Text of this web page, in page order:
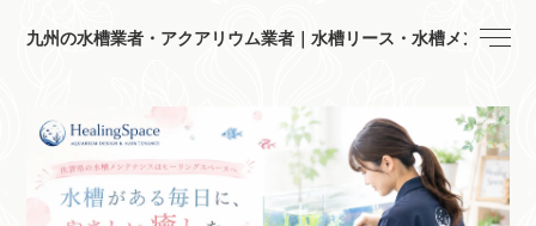
九州の水槽業者・アクアリウム業者｜水槽リース・水槽メンテナン